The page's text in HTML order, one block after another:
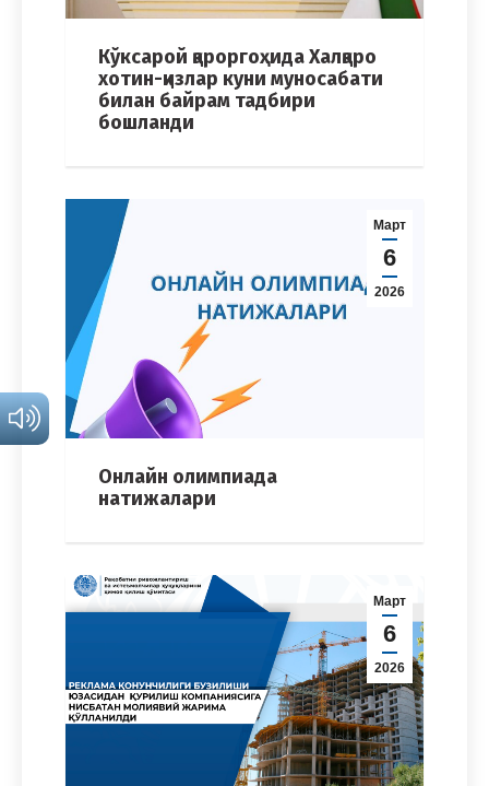
Кўксарой қароргоҳида Халқаро
хотин-қизлар куни муносабати
билан байрам тадбири
бошланди
Март
6
2026
Онлайн олимпиада
натижалари
Март
6
2026